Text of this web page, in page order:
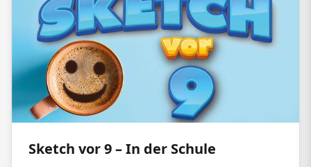
Sketch vor 9 – In der Schule